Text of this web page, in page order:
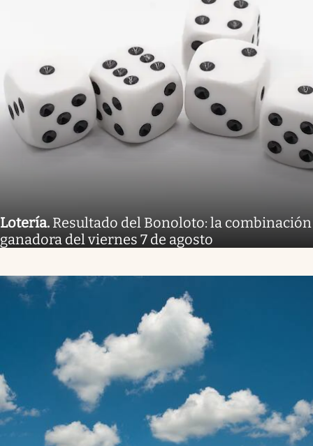
Lotería. Resultado del Bonoloto: la combinación
ganadora del viernes 7 de agosto